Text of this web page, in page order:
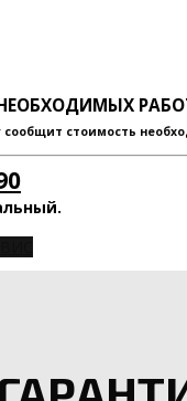
сообщит стоимость